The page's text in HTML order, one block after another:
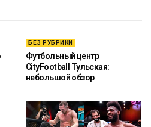
БЕЗ РУБРИКИ
Футбольный центр
CityFootball Тульская:
небольшой обзор